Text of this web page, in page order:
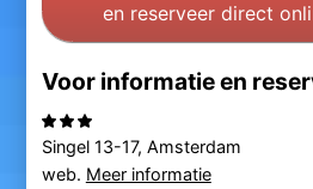
en reserveer direct
Voor informatie en
Singel 13-17, Amsterdam
web. Meer informatie